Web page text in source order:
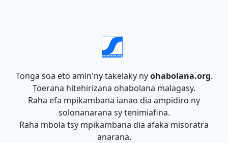
Tonga soa eto amin'ny takelaky nyohabolana.org.
Toerana hitehirizana ohabolana malagasy.
Raha efa mpikambana ianao dia ampidiro ny
solonanarana sy tenimiafina.
Raha mbola tsy mpikambana dia afaka misoratra
anarana.